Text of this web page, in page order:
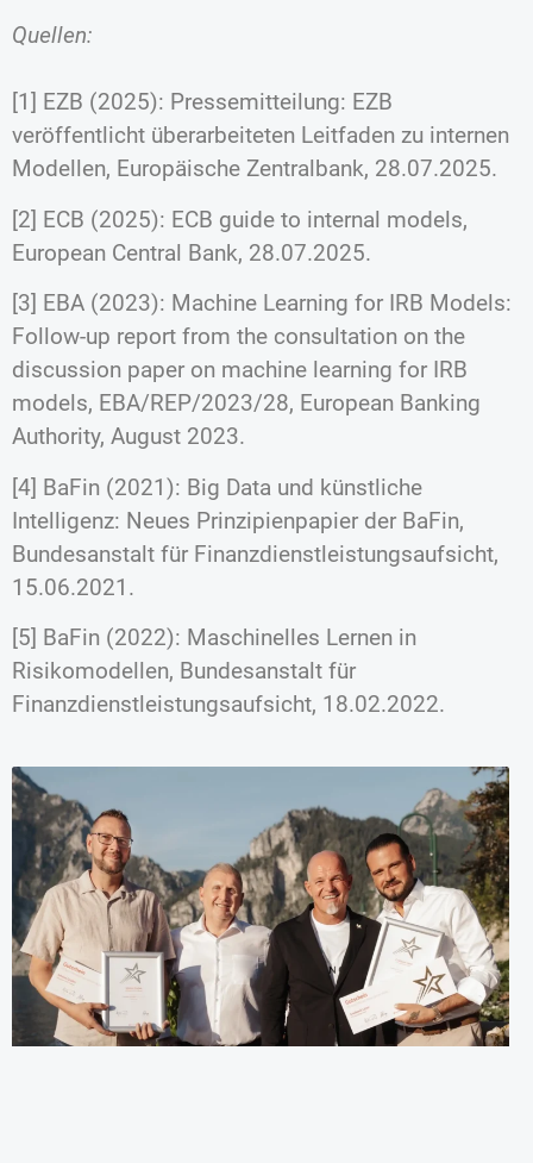
Quellen:
[1] EZB (2025): Pressemitteilung: EZB
veröffentlicht überarbeiteten Leitfaden zu internen
Modellen, Europäische Zentralbank, 28.07.2025.
[2] ECB (2025): ECB guide to internal models,
European Central Bank, 28.07.2025.
[3] EBA (2023): Machine Learning for IRB Models:
Follow-up report from the consultation on the
discussion paper on machine learning for IRB
models, EBA/REP/2023/28, European Banking
Authority, August 2023.
[4] BaFin (2021): Big Data und künstliche
Intelligenz: Neues Prinzipienpapier der BaFin,
Bundesanstalt für Finanzdienstleistungsaufsicht,
15.06.2021.
[5] BaFin (2022): Maschinelles Lernen in
Risikomodellen, Bundesanstalt für
Finanzdienstleistungsaufsicht, 18.02.2022.